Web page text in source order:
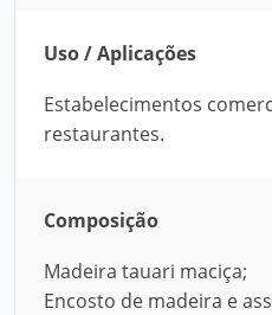
Uso / Aplicações
Estabelecimentos
restaurantes.
Composição
Madeira tauari maciça;
Encosto de madeira e